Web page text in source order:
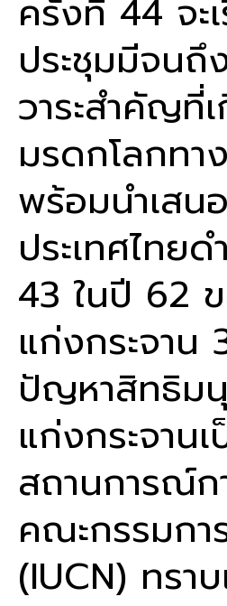
ครั้งที่ 44 จะ
ประชุมมีจนถึ
วาระสำคัญที่
มรดกโลกทา
พร้อมนำเสน
ประเทศไทย
43 ในปี 62
แก่งกระจาน
ปัญหาสิทธิม
แก่งกระจาน
สถานการณ์ก
คณะกรรมก
(IUCN) ทรา